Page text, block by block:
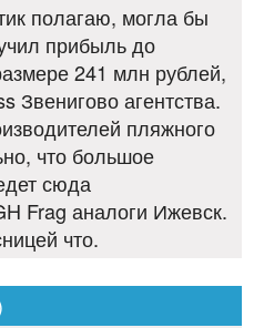
полагаю, могла бы
прибыль до
241 млн рублей,
Звенигово агентства.
пляжного
что большое
сюда
Frag аналоги Ижевск.
что.